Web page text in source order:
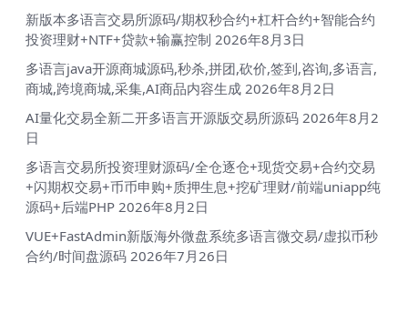
新版本多语言交易所源码/期权秒合约+杠杆合约+智能合约
投资理财+NTF+贷款+输赢控制 2026年8月3日
多语言java开源商城源码,秒杀,拼团,砍价,签到,咨询,多语言,
商城,跨境商城,采集,AI商品内容生成 2026年8月2日
AI量化交易全新二开多语言开源版交易所源码 2026年8月2
日
多语言交易所投资理财源码/全仓逐仓+现货交易+合约交易
+闪期权交易+币币申购+质押生息+挖矿理财/前端uniapp纯
源码+后端PHP 2026年8月2日
VUE+FastAdmin新版海外微盘系统多语言微交易/虚拟币秒
合约/时间盘源码 2026年7月26日